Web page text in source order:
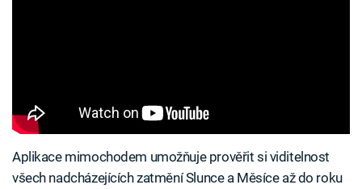
Aplikace mimochodem umožňuje prověřit si viditelnost
všech nadcházejících zatmění Slunce a Měsíce až do roku